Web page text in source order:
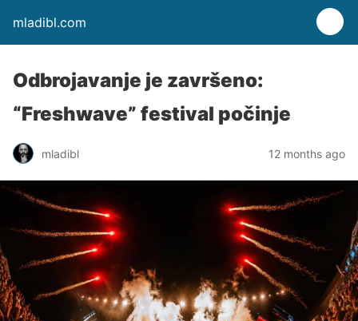
mladibl.com
Odbrojavanje je završeno:
“Freshwave” festival počinje
mladibl 12 months ago